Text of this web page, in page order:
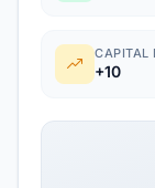
CAPITAL
+10